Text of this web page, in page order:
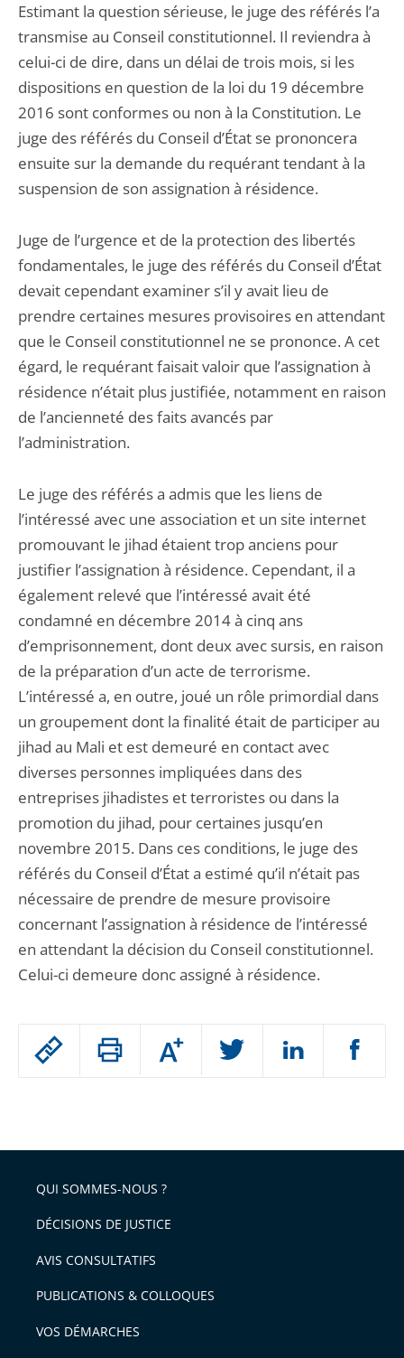
Passer
arriver
après
Augmenter
ou
l'article
pour
avant
Estimant la question sérieuse, le juge des référés l’a
transmise au Conseil constitutionnel. Il reviendra à
celui-ci de dire, dans un délai de trois mois, si les
dispositions en question de la loi du 19 décembre
2016 sont conformes ou non à la Constitution. Le
juge des référés du Conseil d’État se prononcera
ensuite sur la demande du requérant tendant à la
suspension de son assignation à résidence.
Juge de l’urgence et de la protection des libertés
fondamentales, le juge des référés du Conseil d’État
devait cependant examiner s’il y avait lieu de
prendre certaines mesures provisoires en attendant
que le Conseil constitutionnel ne se prononce. A cet
égard, le requérant faisait valoir que l’assignation à
résidence n’était plus justifiée, notamment en raison
de l’ancienneté des faits avancés par
l’administration.
Le juge des référés a admis que les liens de
l’intéressé avec une association et un site internet
promouvant le jihad étaient trop anciens pour
justifier l’assignation à résidence. Cependant, il a
également relevé que l’intéressé avait été
condamné en décembre 2014 à cinq ans
d’emprisonnement, dont deux avec sursis, en raison
de la préparation d’un acte de terrorisme.
L’intéressé a, en outre, joué un rôle primordial dans
un groupement dont la finalité était de participer au
jihad au Mali et est demeuré en contact avec
diverses personnes impliquées dans des
entreprises jihadistes et terroristes ou dans la
promotion du jihad, pour certaines jusqu’en
novembre 2015. Dans ces conditions, le juge des
référés du Conseil d’État a estimé qu’il n’était pas
nécessaire de prendre de mesure provisoire
concernant l’assignation à résidence de l’intéressé
en attendant la décision du Conseil constitutionnel.
Celui-ci demeure donc assigné à résidence.
QUI SOMMES-NOUS ?
DÉCISIONS DE JUSTICE
AVIS CONSULTATIFS
PUBLICATIONS & COLLOQUES
VOS DÉMARCHES